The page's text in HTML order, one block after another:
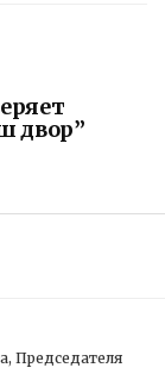
двор”
Председателя